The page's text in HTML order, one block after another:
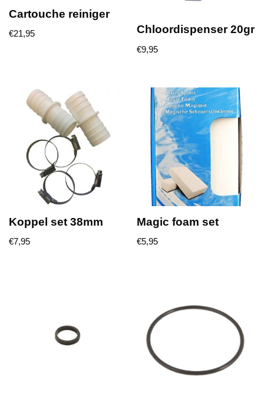
Cartouche reiniger
€21,95 Chloordispenser 20gr
€9,95
Koppel set 38mm
€7,95
Magic foam set
€5,95